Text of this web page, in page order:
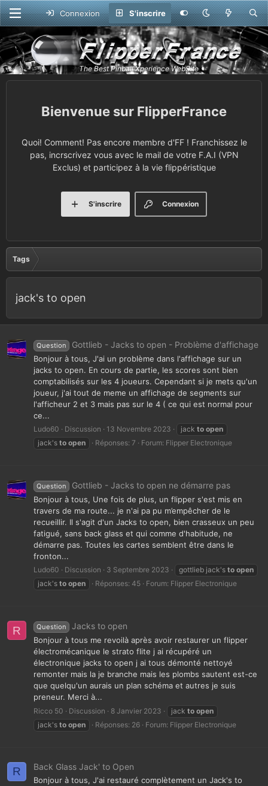
Connexion S'inscrire
FlipperFrance
Quoi! Comment! Pas encore membre d'FF ! Franchissez le
pas, incrscrivez vous avec le mail de votre F.A.I (VPN
Exclus) et participez à la vie flippéristique
Connexion
S'inscrire
Tags
jack's to open
Question Gottlieb - Jacks to open - Problème d'affichage
Bonjour à tous, J'ai un problème dans l'affichage sur un
jacks to open. En cours de partie, les scores sont bien
comptabilisés sur les 4 joueurs. Cependant si je mets qu'un
joueur, j'ai tout de meme un affichage de segments sur
l'afficheur 2 et 3 mais pas sur le 4 ( ce qui est normal pour
ce...
Ludo60 Discussion 13 Novembre 2023 jack to open
jack's to open Réponses: 7 Forum: Flipper Electronique
Question Gottlieb - Jacks to open ne démarre pas
Bonjour à tous, Une fois de plus, un flipper s'est mis en
travers de ma route... je n'ai pa pu m’empêcher de le
recueillir. Il s'agit d'un Jacks to open, bien crasseux un peu
fatigué, sans back glass et qui comme d'habitude, ne
démarre pas. Toutes les cartes semblent être dans le
fronton...
Ludo60 Discussion 3 Septembre 2023 gottlieb jack's to open
jack's to open Réponses: 45 Forum: Flipper Electronique
R Question Jacks to open
Bonjour à tous me revoilà après avoir restaurer un flipper
électromécanique le strato flite j ai récupéré un
électronique jacks to open j ai tous démonté nettoyé
remonter mais la je branche mais les plombs sautent est-ce
que quelqu'un aurais un plan schéma et autres je suis
preneur. Merci à...
Ricco 50 Discussion 8 Janvier 2023 jack to open
jack's to open Réponses: 26 Forum: Flipper Electronique
R Back Glass Jack' to Open
Bonjour à tous, J'ai restauré complètement un Jack's to